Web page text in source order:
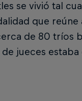
se vivió tal
que
de 80 tríos
jueces